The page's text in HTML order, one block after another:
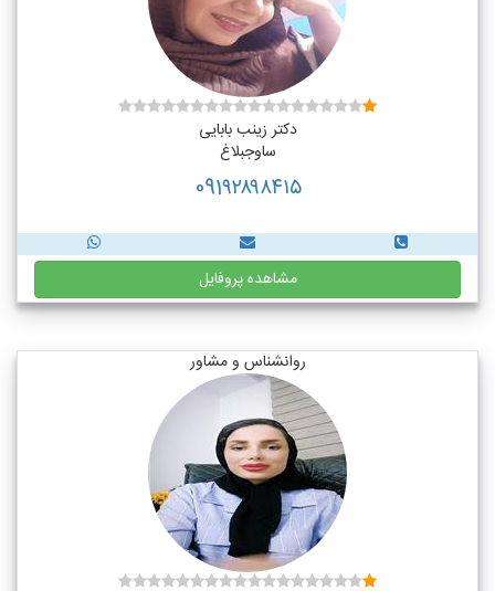
دکتر زینب بابایی
ساوجبلاغ
091۹۲۸۹۸۴۱۵
مشاهده پروفایل
روانشناس و مشاور